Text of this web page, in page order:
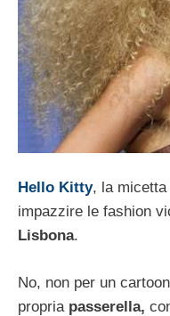
Hello Kitty, la micetta
impazzire le fashion
Lisbona.
No, non per un
propria passerella,